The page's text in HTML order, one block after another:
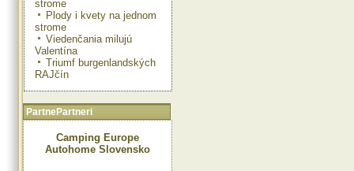
strome
Plody i kvety na jednom
strome
Viedenčania milujú
Valentína
Triumf burgenlandských
RAJčín
PartnePartneri
Camping Europe
Autohome Slovensko